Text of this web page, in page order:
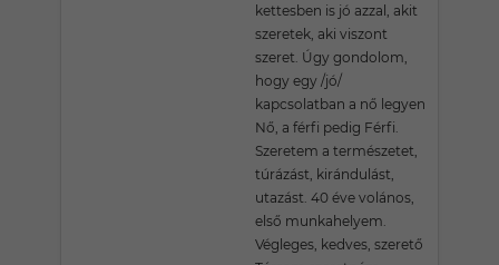
kettesben is jó azzal, akit
szeretek, aki viszont
szeret. Úgy gondolom,
hogy egy /jó/
kapcsolatban a nő legyen
Nő, a férfi pedig Férfi.
Szeretem a természetet,
túrázást, kirándulást,
utazást. 40 éve volános,
első munkahelyem.
Végleges, kedves, szerető